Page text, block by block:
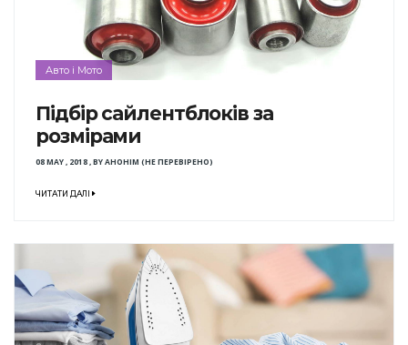
Авто і Мото
Підбір сайлентблоків за
розмірами
08 MAY , 2018,BYАНОНІМ (НЕ ПЕРЕВІРЕНО)
ЧИТАТИ ДАЛІ